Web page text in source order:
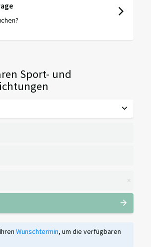
Sport- und
×
Wunschtermin, um die verfügbaren